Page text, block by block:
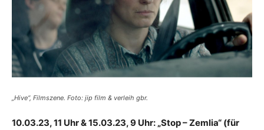
„Hive“, Filmszene. Foto: jip film & verleih gbr.
10.03.23, 11 Uhr & 15.03.23, 9 Uhr: „Stop – Zemlia“ (für